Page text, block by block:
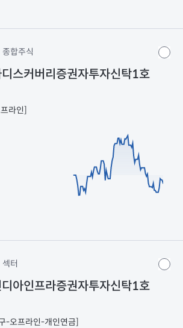
종합주식
스커버리증권자투자신탁1호
라인]
섹터
아인프라증권자투자신탁1호
-오프라인-개인연금]